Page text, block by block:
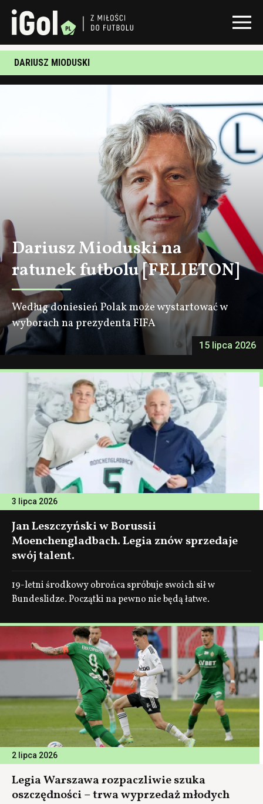
DARIUSZ MIODUSKI
15 lipca 2026
Dariusz Mioduski na
ratunek futbolu [FELIETON]
Według doniesień Polak może wystartować w
wyborach na prezydenta FIFA
3 lipca 2026
Jan Leszczyński w Borussii
Moenchengladbach. Legia znów sprzedaje
swój talent.
19-letni środkowy obrońca spróbuje swoich sił w
Bundeslidze. Początki na pewno nie będą łatwe.
2 lipca 2026
Legia Warszawa rozpaczliwie szuka
oszczędności – trwa wyprzedaż młodych